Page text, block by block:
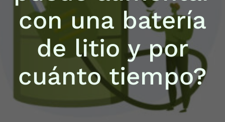
con una batería
de litio y por
cuánto tiempo?